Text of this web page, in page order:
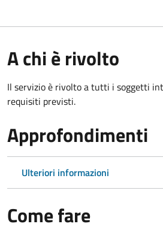
A chi è rivolto
Il servizio è rivolto a tutti i soggetti
requisiti previsti.
Approfondimenti
Ulteriori informazioni
Come fare